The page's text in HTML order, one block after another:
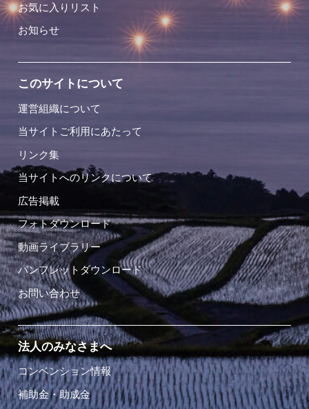
お気に入りリスト
お知らせ
このサイトについて
運営組織について
当サイトご利用にあたって
リンク集
当サイトへのリンクについて
広告掲載
フォトダウンロード
動画ライブラリー
パンフレットダウンロード
お問い合わせ
法人のみなさまへ
コンベンション情報
補助金・助成金